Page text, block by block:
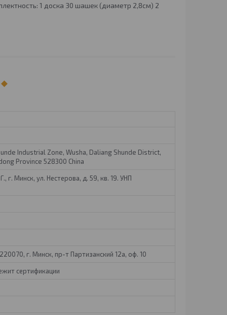
1 доска 30 шашек (диаметр 2,8см) 2
Industrial Zone, Wusha, Daliang Shunde District,
Province 528300 China
г. Минск, ул. Нестерова, д. 59, кв. 19. УНП
г. Минск, пр-т Партизанский 12а, оф. 10
сертификации